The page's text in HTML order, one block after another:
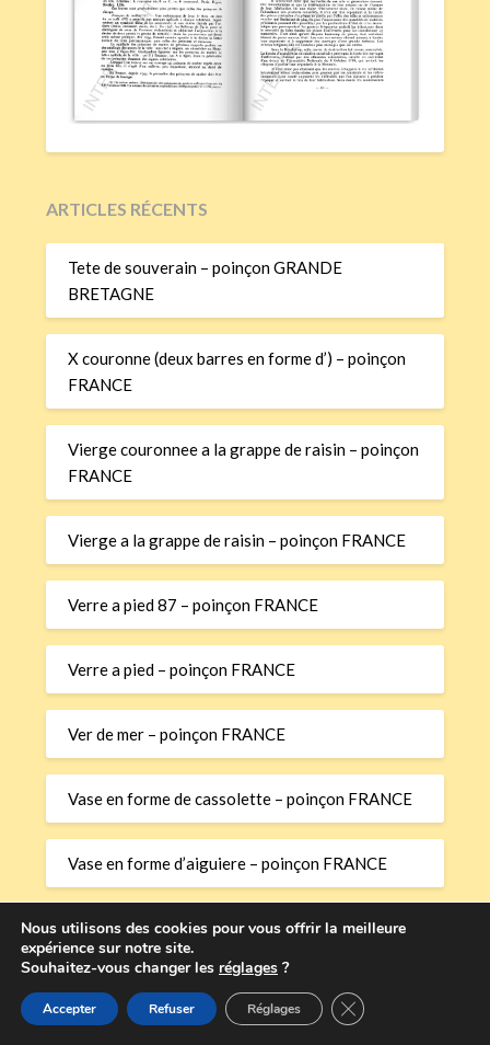
ARTICLES RÉCENTS
Tete de souverain – poinçon GRANDE
BRETAGNE
X couronne (deux barres en forme d’) – poinçon
FRANCE
Vierge couronnee a la grappe de raisin – poinçon
FRANCE
Vierge a la grappe de raisin – poinçon FRANCE
Verre a pied 87 – poinçon FRANCE
Verre a pied – poinçon FRANCE
Ver de mer – poinçon FRANCE
Vase en forme de cassolette – poinçon FRANCE
Vase en forme d’aiguiere – poinçon FRANCE
Vase en forme d’aiguiere – poinçon FRANCE
©2026 Poinçons Or et Argent – Dictionnaire InterOR
Nous utilisons des cookies pour vous offrir la meilleure
expérience sur notre site.
Souhaitez-vous changer les réglages ?
Accepter Refuser Réglages Fermer la bannière